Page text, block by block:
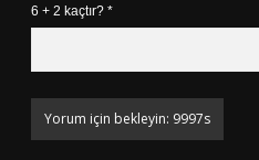
6 + 2 kaçtır? *